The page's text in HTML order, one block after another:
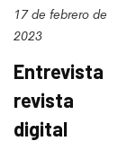
17 de febrero de
2023
Entrevista
revista
digital